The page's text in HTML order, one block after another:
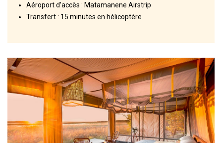
Aéroport d’accès : Matamanene Airstrip
Transfert : 15 minutes en hélicoptère